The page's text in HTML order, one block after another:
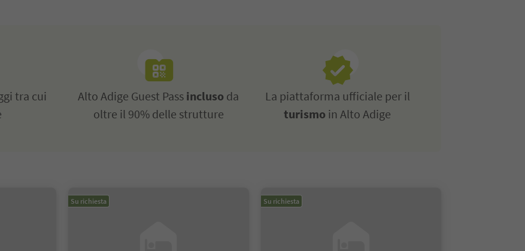
tra cui
Alto Adige Guest Pass incluso da
oltre il 90% delle strutture
La piattaforma ufficiale per il
turismo in Alto Adige
Su richiesta Su richiesta